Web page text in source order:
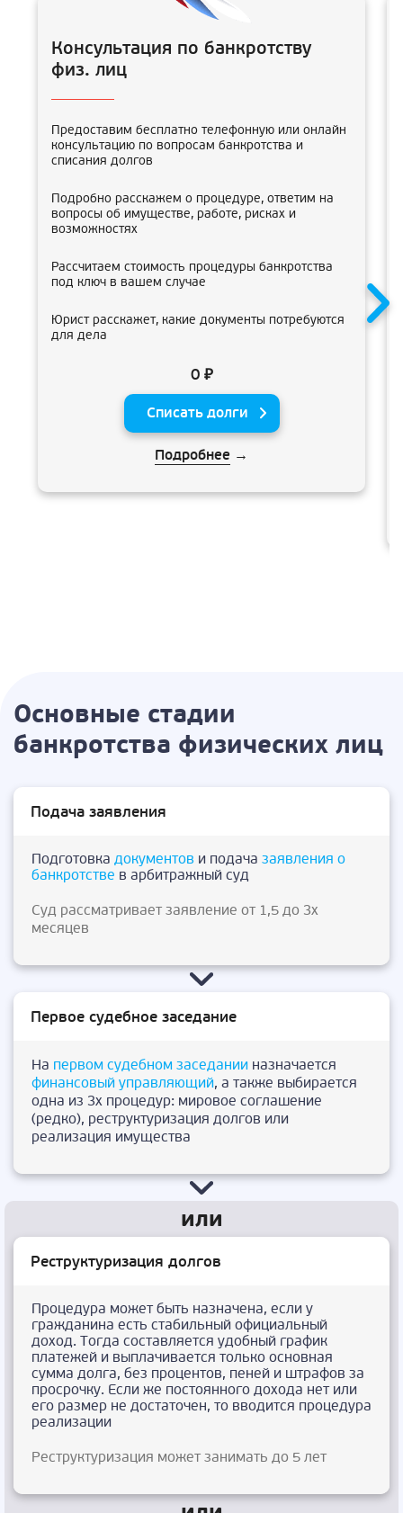
Консультация по банкротству
физ. лиц
Предоставим бесплатно телефонную или онлайн
консультацию по вопросам банкротства и
списания долгов
Подробно расскажем о процедуре, ответим на
вопросы об имуществе, работе, рисках и
возможностях
Рассчитаем стоимость процедуры банкротства
под ключ в вашем случае
Юрист расскажет, какие документы потребуются
для дела
0 ₽
Списать долги
Подробнее →
Основные стадии
банкротства физических лиц
Подача заявления
Подготовка документов и подача заявления о
банкротстве в арбитражный суд
Суд рассматривает заявление от 1,5 до 3х
месяцев
Первое судебное заседание
На первом судебном заседании назначается
финансовый управляющий, а также выбирается
одна из 3х процедур: мировое соглашение
(редко), реструктуризация долгов или
реализация имущества
Реструктуризация долгов
Процедура может быть назначена, если у
гражданина есть стабильный официальный
доход. Тогда составляется удобный график
платежей и выплачивается только основная
сумма долга, без процентов, пеней и штрафов за
просрочку. Если же постоянного дохода нет или
его размер не достаточен, то вводится процедура
реализации
Реструктуризация может занимать до 5 лет